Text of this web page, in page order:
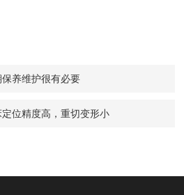
养维护很有必要
位精度高，重切变形小